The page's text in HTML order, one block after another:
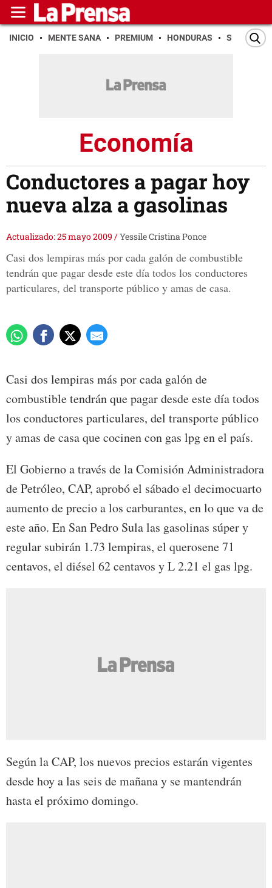
INICIO MENTE SANA PREMIUM HONDURAS SAN PEDRO
Economía
Conductores a pagar hoy
nueva alza a gasolinas
Actualizado: 25 mayo 2009 /Yessile Cristina Ponce
Casi dos lempiras más por cada galón de combustible
tendrán que pagar desde este día todos los conductores
particulares, del transporte público y amas de casa.
Casi dos lempiras más por cada galón de
combustible tendrán que pagar desde este día todos
los conductores particulares, del transporte público
y amas de casa que cocinen con gas lpg en el país.
El Gobierno a través de la Comisión Administradora
de Petróleo, CAP, aprobó el sábado el decimocuarto
aumento de precio a los carburantes, en lo que va de
este año. En San Pedro Sula las gasolinas súper y
regular subirán 1.73 lempiras, el querosene 71
centavos, el diésel 62 centavos y L 2.21 el gas lpg.
Según la CAP, los nuevos precios estarán vigentes
desde hoy a las seis de mañana y se mantendrán
hasta el próximo domingo.